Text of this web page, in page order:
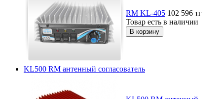
RM KL-405 102 596 тг
Товар есть в наличии
KL500 RM антенный согласователь